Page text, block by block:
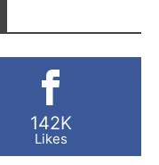
142K
Likes